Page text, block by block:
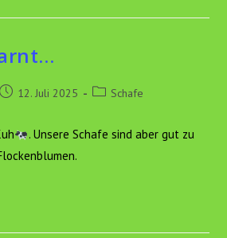
Beitrag12. Juli 2025
Beitrags-
Schafe
. Unsere Schafe sind aber gut zu